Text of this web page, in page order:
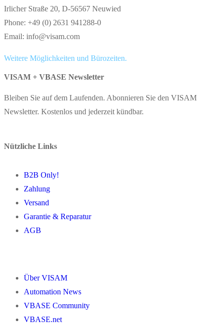
Irlicher Straße 20, D-56567 Neuwied
Phone: +49 (0) 2631 941288-0
Email: info@visam.com
Weitere Möglichkeiten und Bürozeiten.
VISAM + VBASE Newsletter
Bleiben Sie auf dem Laufenden. Abonnieren Sie den VISAM
Newsletter. Kostenlos und jederzeit kündbar.
Nützliche Links
B2B Only!
Zahlung
Versand
Garantie & Reparatur
AGB
Über VISAM
Automation News
VBASE Community
VBASE.net